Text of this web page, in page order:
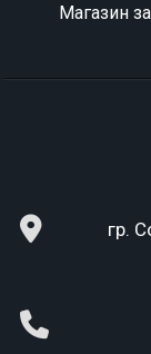
Магазин
гр.